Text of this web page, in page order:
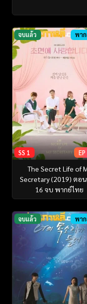
จบแล้ว พา
SS 1
The Secret Life of
Secretary (2019) ตอ
16 จบ พากย์ไทย
จบแล้ว พา